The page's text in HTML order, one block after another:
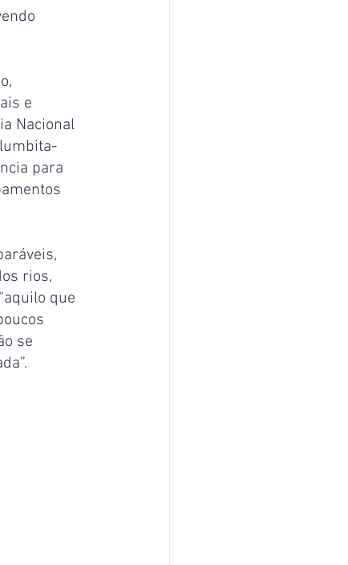
e
Nacional
para
rios,
que
se